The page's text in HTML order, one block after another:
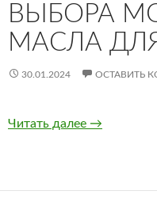
ВЫБОРА
МАСЛА
30.01.2024 ОСТАВИТЬ
Читать далее Обзорный
→